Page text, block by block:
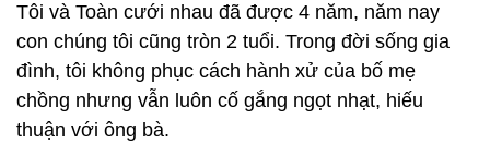
Tôi và Toàn cưới nhau đã được 4 năm, năm nay
con chúng tôi cũng tròn 2 tuổi. Trong đời sống gia
đình, tôi không phục cách hành xử của bố mẹ
chồng nhưng vẫn luôn cố gắng ngọt nhạt, hiếu
thuận với ông bà.